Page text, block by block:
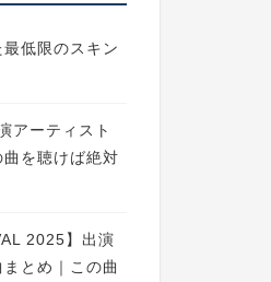
低限のスキン
アーティスト
を聴けば絶対
2025】出演
とめ｜この曲